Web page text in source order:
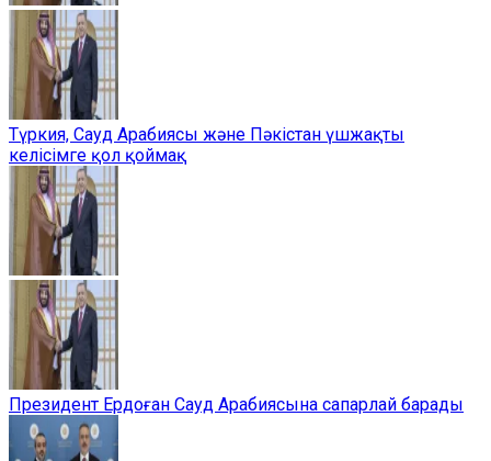
Түркия, Сауд Арабиясы және Пәкістан үшжақты
келісімге қол қоймақ
Президент Ердоған Сауд Арабиясына сапарлай барады